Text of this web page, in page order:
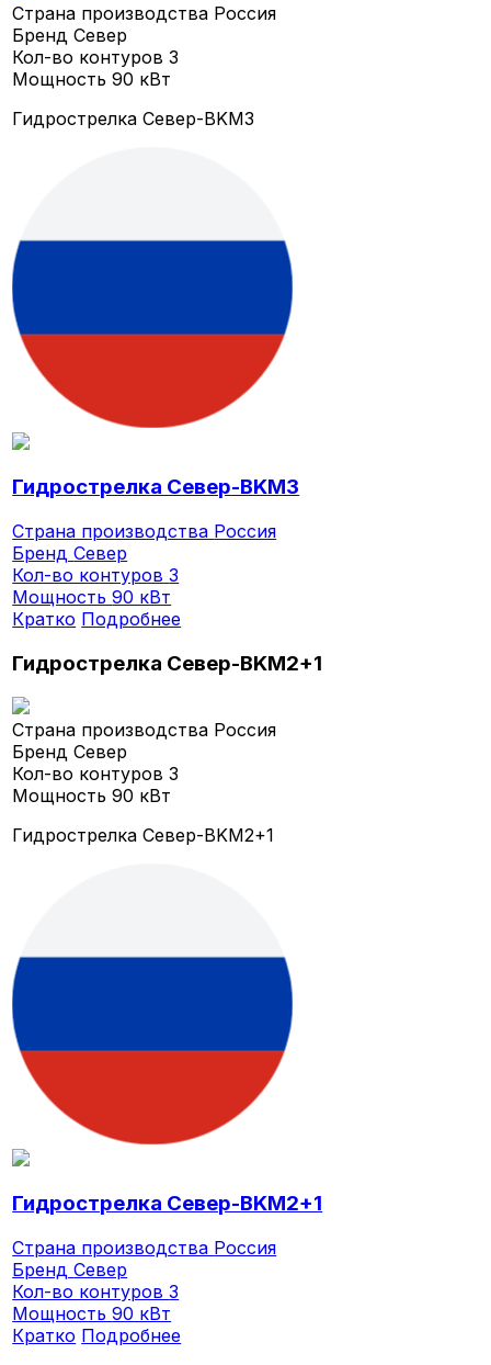
Страна производства Россия
БрендСевер
Кол-во контуров3
Мощность90 кВт
Гидрострелка Север-BKМ3
Гидрострелка Север-BKМ3
Страна производства Россия
БрендСевер
Кол-во контуров3
Мощность90 кВт
Кратко Подробнее
Гидрострелка Север-BKМ2+1
Страна производства Россия
БрендСевер
Кол-во контуров3
Мощность90 кВт
Гидрострелка Север-BKМ2+1
Гидрострелка Север-BKМ2+1
Страна производства Россия
БрендСевер
Кол-во контуров3
Мощность90 кВт
Кратко Подробнее